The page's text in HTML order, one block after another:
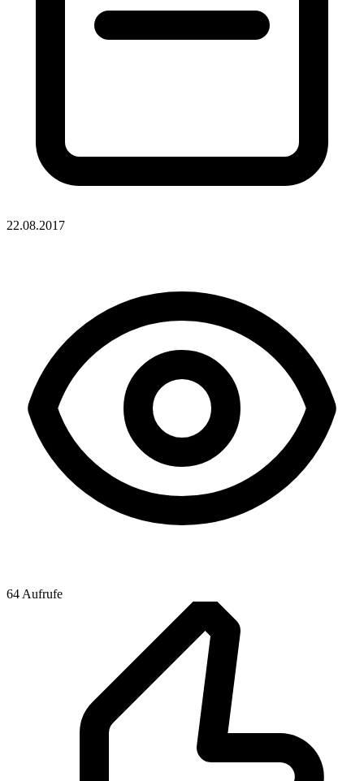
22.08.2017
64 Aufrufe